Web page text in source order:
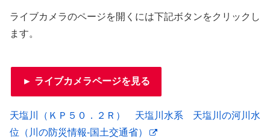
ライブカメラのページを開くには下記ボタンをクリックし
ます。
► ライブカメラページを見る
天塩川（ＫＰ５０．２Ｒ） 天塩川水系 天塩川の河川水
位（川の防災情報-国土交通省）